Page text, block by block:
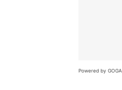
Powered by GOGA